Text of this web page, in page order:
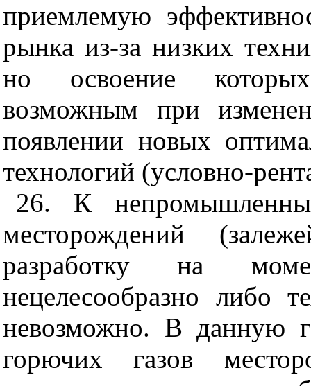
приемлемую
рынка из-за низких
но освоение
возможным при
появлении новых
технологий (условно-
26. К
месторождений
разработку на
нецелесообразно либо
невозможно. В данную
горючих газов